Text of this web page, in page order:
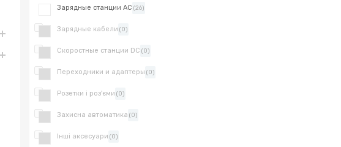
Зарядные станции AC (26)
Зарядные кабели (0)
Скоростные станции DC (0)
Переходники и адаптеры (0)
Розетки і роз'єми (0)
Захисна автоматика (0)
Інші аксесуари (0)